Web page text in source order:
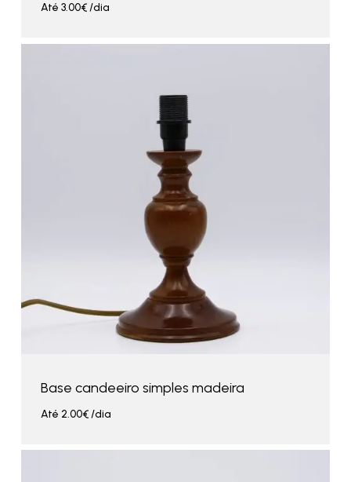
Até 3.00€/dia
Base candeeiro simples madeira
Até 2.00€/dia